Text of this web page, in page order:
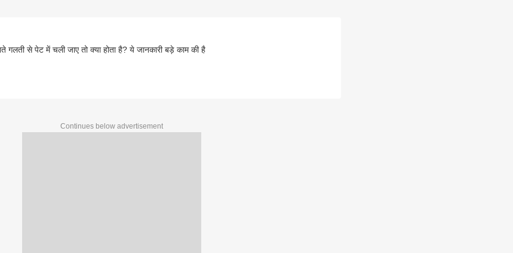
गलती से पेट में चली जाए तो क्या होता है? ये जानकारी बड़े काम की है
Continues below advertisement